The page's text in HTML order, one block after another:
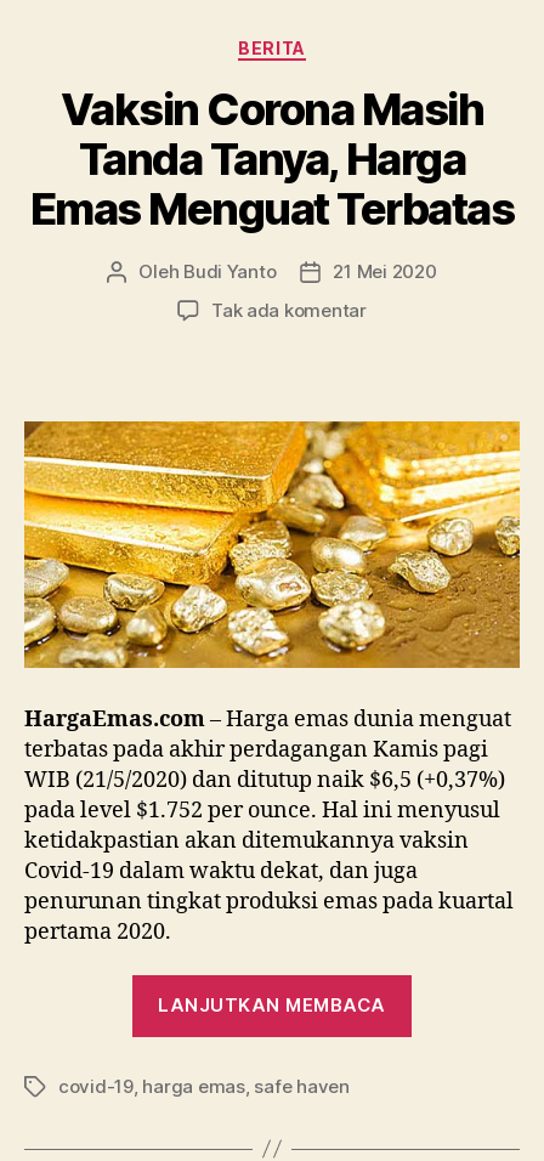
Kategori
BERITA
Vaksin Corona Masih
Tanda Tanya, Harga
Emas Menguat Terbatas
Penulis
Oleh Budi Yanto
Tanggal
artikel
21 Mei 2020
Tak ada komentarpada
Tanda
Tanya,
Harga
Emas
Menguat
Terbatas
HargaEmas.com– Harga emas dunia menguat
terbatas pada akhir perdagangan Kamis pagi
WIB (21/5/2020) dan ditutup naik $6,5 (+0,37%)
pada level $1.752 per ounce. Hal ini menyusul
ketidakpastian akan ditemukannya vaksin
Covid-19 dalam waktu dekat, dan juga
penurunan tingkat produksi emas pada kuartal
pertama 2020.
LANJUTKAN MEMBACA
Harga
Tag covid-19, harga emas, safe haven